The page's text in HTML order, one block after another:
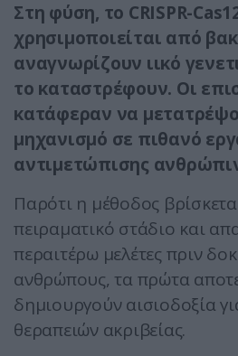
Στη φύση, το CRISPR-
χρησιμοποιείται από
αναγνωρίζουν ιικό
το καταστρέφουν. Οι
κατάφεραν να
μηχανισμό σε πιθανό
αντιμετώπισης
Παρότι η μέθοδος
πειραματικό στάδιο και
περαιτέρω μελέτες πριν
ανθρώπους, τα πρώτα
δημιουργούν αισιοδοξία
θεραπειών ακριβείας.